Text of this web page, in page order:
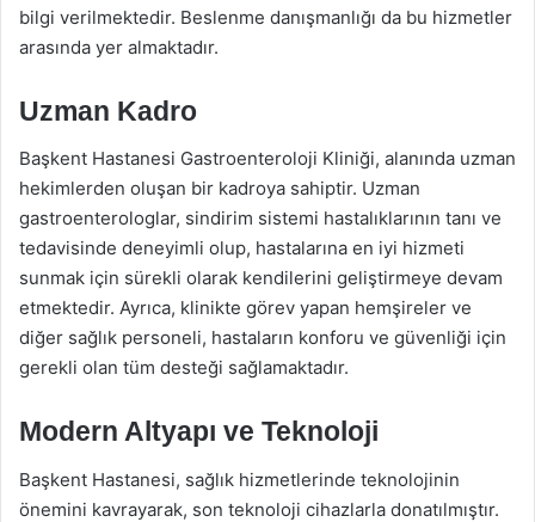
bilgi verilmektedir. Beslenme danışmanlığı da bu hizmetler
arasında yer almaktadır.
Uzman Kadro
Başkent Hastanesi Gastroenteroloji Kliniği, alanında uzman
hekimlerden oluşan bir kadroya sahiptir. Uzman
gastroenterologlar, sindirim sistemi hastalıklarının tanı ve
tedavisinde deneyimli olup, hastalarına en iyi hizmeti
sunmak için sürekli olarak kendilerini geliştirmeye devam
etmektedir. Ayrıca, klinikte görev yapan hemşireler ve
diğer sağlık personeli, hastaların konforu ve güvenliği için
gerekli olan tüm desteği sağlamaktadır.
Modern Altyapı ve Teknoloji
Başkent Hastanesi, sağlık hizmetlerinde teknolojinin
önemini kavrayarak, son teknoloji cihazlarla donatılmıştır.